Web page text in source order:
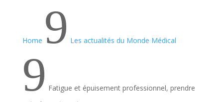
Home 9 Les actualités du Monde Médical
9 Fatigue et épuisement professionnel, prendre